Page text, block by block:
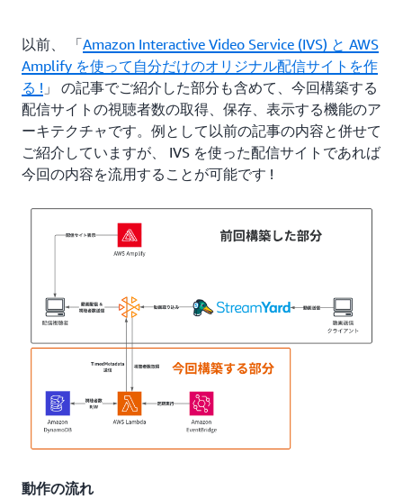
以前、 「Amazon Interactive Video Service (IVS) と AWS
Amplify を使って自分だけのオリジナル配信サイトを作
る ! 」 の記事でご紹介した部分も含めて、今回構築する
配信サイトの視聴者数の取得、保存、表示する機能のア
ーキテクチャです。例として以前の記事の内容と併せて
ご紹介していますが、 IVS を使った配信サイトであれば
今回の内容を流用することが可能です !
動作の流れ